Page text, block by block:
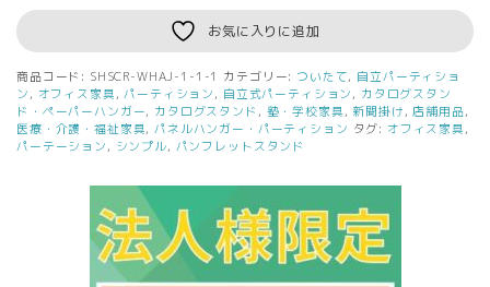
ン
プ
ス
ク
リ
ー
お気に入りに追加
商品コード: SHSCR-WHAJ-1-1-1 カテゴリー: ついたて, 自立パーティショ
ン , オフィス家具 , パーティション , 自立式パーティション , カタログスタン
ド・ペーパーハンガー, カタログスタンド , 塾・学校家具 , 新聞掛け , 店舗用品,
医療・介護・福祉家具, パネルハンガー・パーティション タグ: オフィス家具 ,
パーテーション , シンプル, パンフレットスタンド